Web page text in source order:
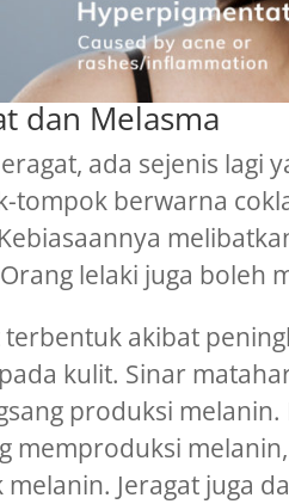
dan Melasma
ada sejenis lagi
tompok berwarna
lelaki juga boleh
terbentuk akibat
kulit. Sinar
produksi
memproduksi
melanin. Jeragat juga